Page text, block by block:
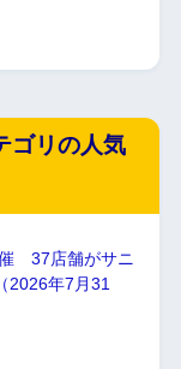
ゴリの人気
催 37店舗がサニ
2026年7月31